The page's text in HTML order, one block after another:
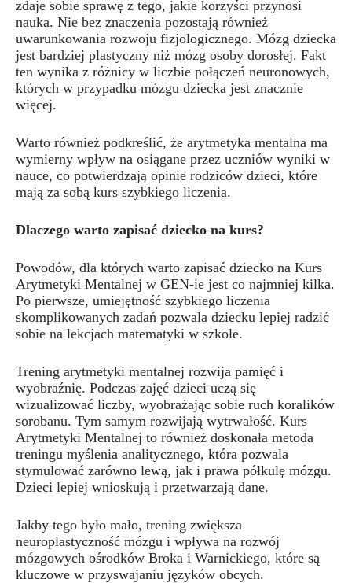
zdaje sobie sprawę z tego, jakie korzyści przynosi
nauka. Nie bez znaczenia pozostają również
uwarunkowania rozwoju fizjologicznego. Mózg dziecka
jest bardziej plastyczny niż mózg osoby dorosłej. Fakt
ten wynika z różnicy w liczbie połączeń neuronowych,
których w przypadku mózgu dziecka jest znacznie
więcej.
Warto również podkreślić, że arytmetyka mentalna ma
wymierny wpływ na osiągane przez uczniów wyniki w
nauce, co potwierdzają opinie rodziców dzieci, które
mają za sobą kurs szybkiego liczenia.
Dlaczego warto zapisać dziecko na kurs?
Powodów, dla których warto zapisać dziecko na Kurs
Arytmetyki Mentalnej w GEN-ie jest co najmniej kilka.
Po pierwsze, umiejętność szybkiego liczenia
skomplikowanych zadań pozwala dziecku lepiej radzić
sobie na lekcjach matematyki w szkole.
Trening arytmetyki mentalnej rozwija pamięć i
wyobraźnię. Podczas zajęć dzieci uczą się
wizualizować liczby, wyobrażając sobie ruch koralików
sorobanu. Tym samym rozwijają wytrwałość. Kurs
Arytmetyki Mentalnej to również doskonała metoda
treningu myślenia analitycznego, która pozwala
stymulować zarówno lewą, jak i prawa półkulę mózgu.
Dzieci lepiej wnioskują i przetwarzają dane.
Jakby tego było mało, trening zwiększa
neuroplastyczność mózgu i wpływa na rozwój
mózgowych ośrodków Broka i Warnickiego, które są
kluczowe w przyswajaniu języków obcych.